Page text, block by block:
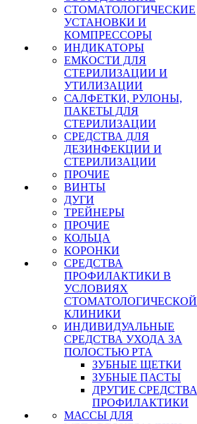
СТОМАТОЛОГИЧЕСКИЕ
УСТАНОВКИ И
КОМПРЕССОРЫ
ИНДИКАТОРЫ
ЕМКОСТИ ДЛЯ
СТЕРИЛИЗАЦИИ И
УТИЛИЗАЦИИ
САЛФЕТКИ, РУЛОНЫ,
ПАКЕТЫ ДЛЯ
СТЕРИЛИЗАЦИИ
СРЕДСТВА ДЛЯ
ДЕЗИНФЕКЦИИ И
СТЕРИЛИЗАЦИИ
ПРОЧИЕ
ВИНТЫ
ДУГИ
ТРЕЙНЕРЫ
ПРОЧИЕ
КОЛЬЦА
КОРОНКИ
СРЕДСТВА
ПРОФИЛАКТИКИ В
УСЛОВИЯХ
СТОМАТОЛОГИЧЕСКОЙ
КЛИНИКИ
ИНДИВИДУАЛЬНЫЕ
СРЕДСТВА УХОДА ЗА
ПОЛОСТЬЮ РТА
ЗУБНЫЕ ЩЕТКИ
ЗУБНЫЕ ПАСТЫ
ДРУГИЕ СРЕДСТВА
ПРОФИЛАКТИКИ
МАССЫ ДЛЯ